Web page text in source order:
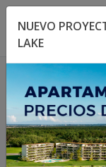
Toggle
NUEVO
LAKE